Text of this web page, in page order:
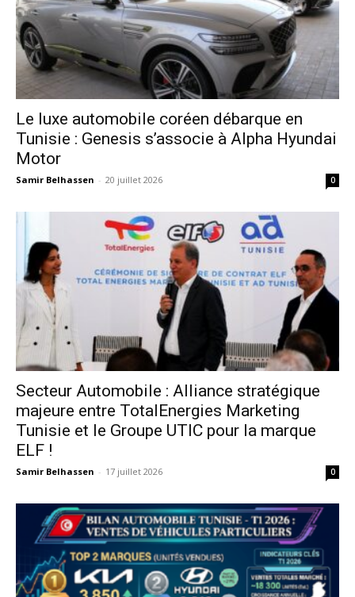
Le luxe automobile coréen débarque en
Tunisie : Genesis s’associe à Alpha Hyundai
Motor
Samir Belhassen - 20 juillet 2026 0
Secteur Automobile : Alliance stratégique
majeure entre TotalEnergies Marketing
Tunisie et le Groupe UTIC pour la marque
ELF !
Samir Belhassen - 17 juillet 2026 0